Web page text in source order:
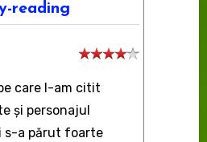
reading
care l-am citit
şi personajul
s-a părut foarte